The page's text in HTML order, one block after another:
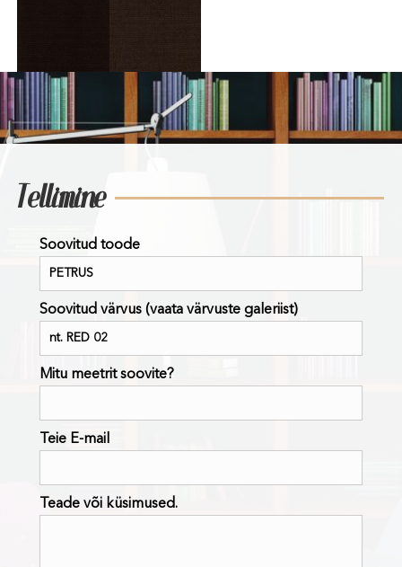
Tellimine
Soovitud toode
Soovitud värvus (vaata värvuste galeriist)
Mitu meetrit soovite?
Teie E-mail
Teade või küsimused.